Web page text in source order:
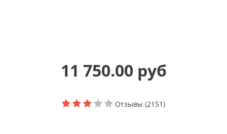
11 750.00 руб
Отзывы (2151)